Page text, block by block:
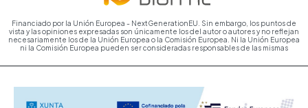
Financiado por la Unión Europea - NextGenerationEU. Sin embargo, los puntos de
vista y las opiniones expresadas son únicamente los del autor o autores y no reflejan
necesariamente los de la Unión Europea o la Comisión Europea. Ni la Unión Europea
ni la Comisión Europea pueden ser consideradas responsables de las mismas